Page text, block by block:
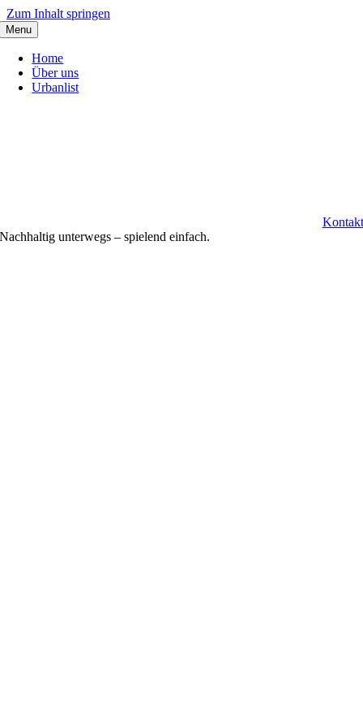
Zum Inhalt springen
Menu
Home
Über uns
Urbanlist
Kontakt
Nachhaltigunterwegs – spielendeinfach.